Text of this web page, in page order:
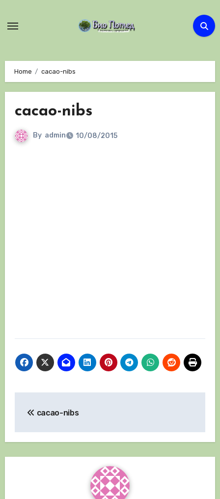
Home cacao-nibs
cacao-nibs
By admin 10/08/2015
cacao-nibs